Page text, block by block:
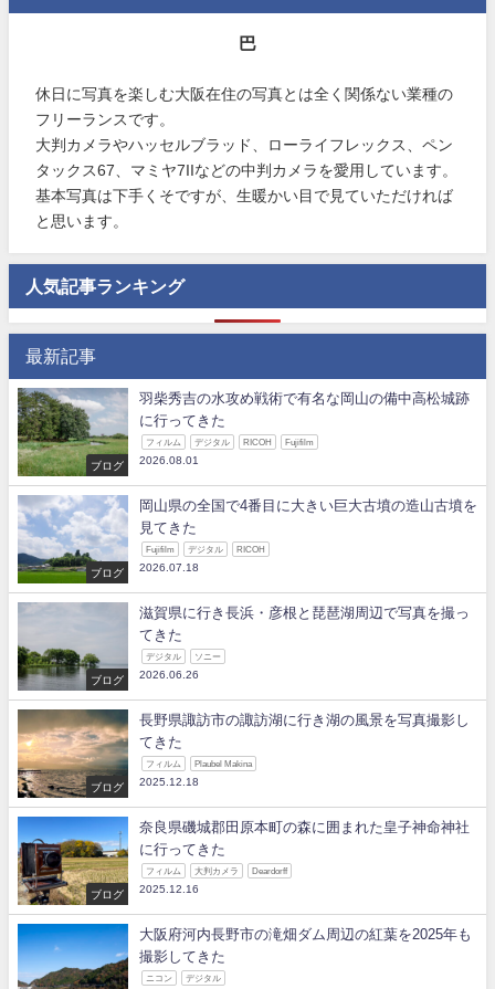
巴
休日に写真を楽しむ大阪在住の写真とは全く関係ない業種の
フリーランスです。
大判カメラやハッセルブラッド、ローライフレックス、ペン
タックス67、マミヤ7IIなどの中判カメラを愛用しています。
基本写真は下手くそですが、生暖かい目で見ていただければ
と思います。
人気記事ランキング
最新記事
ブログ
羽柴秀吉の水攻め戦術で有名な岡山の備中高松城跡
に行ってきた
フィルム デジタル RICOH Fujifilm
2026.08.01
ブログ
岡山県の全国で4番目に大きい巨大古墳の造山古墳を
見てきた
Fujifilm デジタル RICOH
2026.07.18
ブログ
滋賀県に行き長浜・彦根と琵琶湖周辺で写真を撮っ
てきた
デジタル ソニー
2026.06.26
ブログ
長野県諏訪市の諏訪湖に行き湖の風景を写真撮影し
てきた
フィルム Plaubel Makina
2025.12.18
ブログ
奈良県磯城郡田原本町の森に囲まれた皇子神命神社
に行ってきた
フィルム 大判カメラ Deardorff
2025.12.16
大阪府河内長野市の滝畑ダム周辺の紅葉を2025年も
撮影してきた
ニコン デジタル